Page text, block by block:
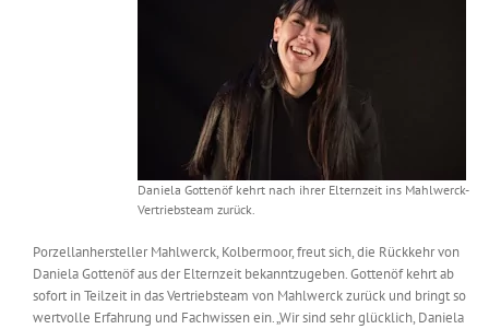
Product Guide
Daniela Gottenöf kehrt nach ihrer Elternzeit ins Mahlwerck-
Vertriebsteam zurück.
Porzellanhersteller Mahlwerck, Kolbermoor, freut sich, die Rückkehr von
Daniela Gottenöf aus der Elternzeit bekanntzugeben. Gottenöf kehrt ab
sofort in Teilzeit in das Vertriebsteam von Mahlwerck zurück und bringt so
wertvolle Erfahrung und Fachwissen ein. „Wir sind sehr glücklich, Daniela